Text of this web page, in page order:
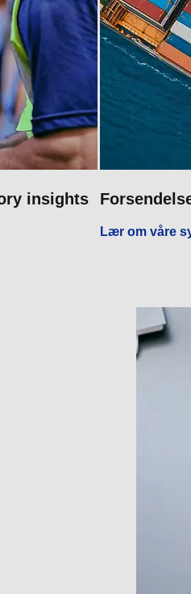
insights
Lær om våre